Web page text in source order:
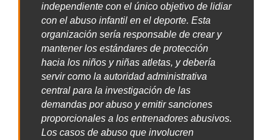
independiente con el único objetivo de lidiar
con el abuso infantil en el deporte. Esta
organización sería responsable de crear y
mantener los estándares de protección
hacia los niños y niñas atletas, y debería
servir como la autoridad administrativa
central para la investigación de las
demandas por abuso y emitir sanciones
proporcionales a los entrenadores abusivos.
Los casos de abuso que involucren